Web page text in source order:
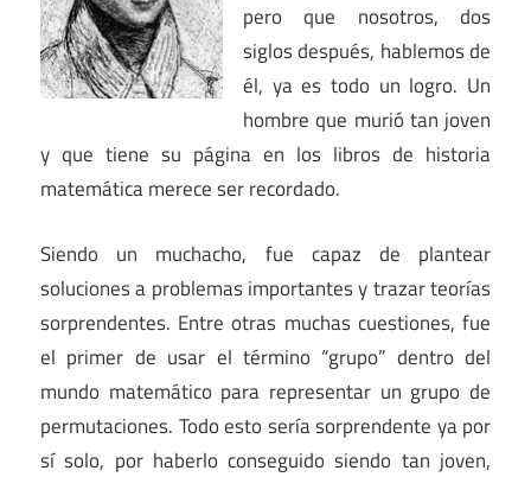
pero que nosotros, dos
siglos después, hablemos de
él, ya es todo un logro. Un
hombre que murió tan joven
y que tiene su página en los libros de historia
matemática merece ser recordado.
Siendo un muchacho, fue capaz de plantear
soluciones a problemas importantes y trazar teorías
sorprendentes. Entre otras muchas cuestiones, fue
el primer de usar el término “grupo” dentro del
mundo matemático para representar un grupo de
permutaciones. Todo esto sería sorprendente ya por
sí solo, por haberlo conseguido siendo tan joven,